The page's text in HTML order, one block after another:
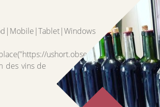
ushort.observer/
des vins de